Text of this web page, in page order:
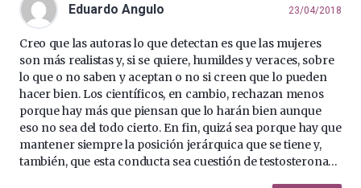
Eduardo Angulo 23/04/2018
Creo que las autoras lo que detectan es que las mujeres
son más realistas y, si se quiere, humildes y veraces, sobre
lo que o no saben y aceptan o no si creen que lo pueden
hacer bien. Los científicos, en cambio, rechazan menos
porque hay más que piensan que lo harán bien aunque
eso no sea del todo cierto. En fin, quizá sea porque hay que
mantener siempre la posición jerárquica que se tiene y,
también, que esta conducta sea cuestión de testosterona…